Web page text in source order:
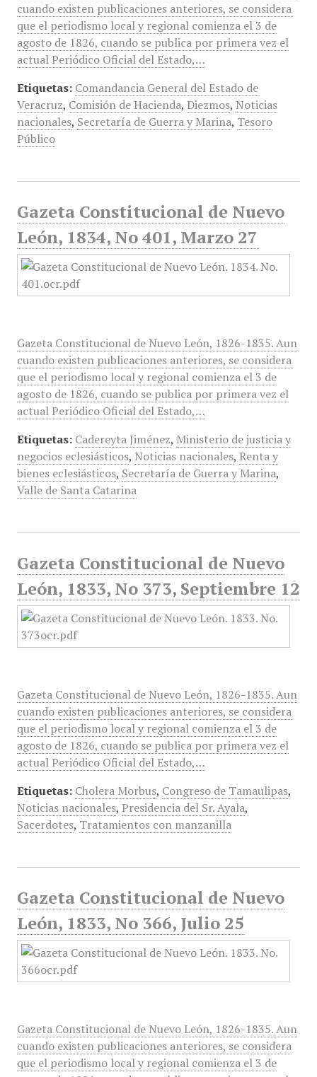
cuando existen publicaciones anteriores, se considera
que el periodismo local y regional comienza el 3 de
agosto de 1826, cuando se publica por primera vez el
actual Periódico Oficial del Estado,…
Etiquetas: Comandancia General del Estado de
Veracruz, Comisión de Hacienda, Diezmos, Noticias
nacionales, Secretaría de Guerra y Marina, Tesoro
Público
Gazeta Constitucional de Nuevo
León, 1834, No 401, Marzo 27
Gazeta Constitucional de Nuevo León, 1826-1835. Aun
cuando existen publicaciones anteriores, se considera
que el periodismo local y regional comienza el 3 de
agosto de 1826, cuando se publica por primera vez el
actual Periódico Oficial del Estado,…
Etiquetas: Cadereyta Jiménez, Ministerio de justicia y
negocios eclesiásticos, Noticias nacionales, Renta y
bienes eclesiásticos, Secretaría de Guerra y Marina,
Valle de Santa Catarina
Gazeta Constitucional de Nuevo
León, 1833, No 373, Septiembre 12
Gazeta Constitucional de Nuevo León, 1826-1835. Aun
cuando existen publicaciones anteriores, se considera
que el periodismo local y regional comienza el 3 de
agosto de 1826, cuando se publica por primera vez el
actual Periódico Oficial del Estado,…
Etiquetas: Cholera Morbus, Congreso de Tamaulipas,
Noticias nacionales, Presidencia del Sr. Ayala,
Sacerdotes, Tratamientos con manzanilla
Gazeta Constitucional de Nuevo
León, 1833, No 366, Julio 25
Gazeta Constitucional de Nuevo León, 1826-1835. Aun
cuando existen publicaciones anteriores, se considera
que el periodismo local y regional comienza el 3 de